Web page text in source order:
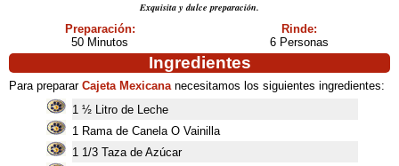
Exquisita y dulce preparación.
Preparación:
50 Minutos
Rinde:
6 Personas
Ingredientes
Para preparar Cajeta Mexicananecesitamos los siguientes ingredientes:
1 ½ Litro de Leche
1 Rama de Canela O Vainilla
1 1/3 Taza de Azúcar